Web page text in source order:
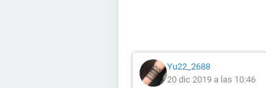
Yu22_2688
20 dic 2019 a las 10:46